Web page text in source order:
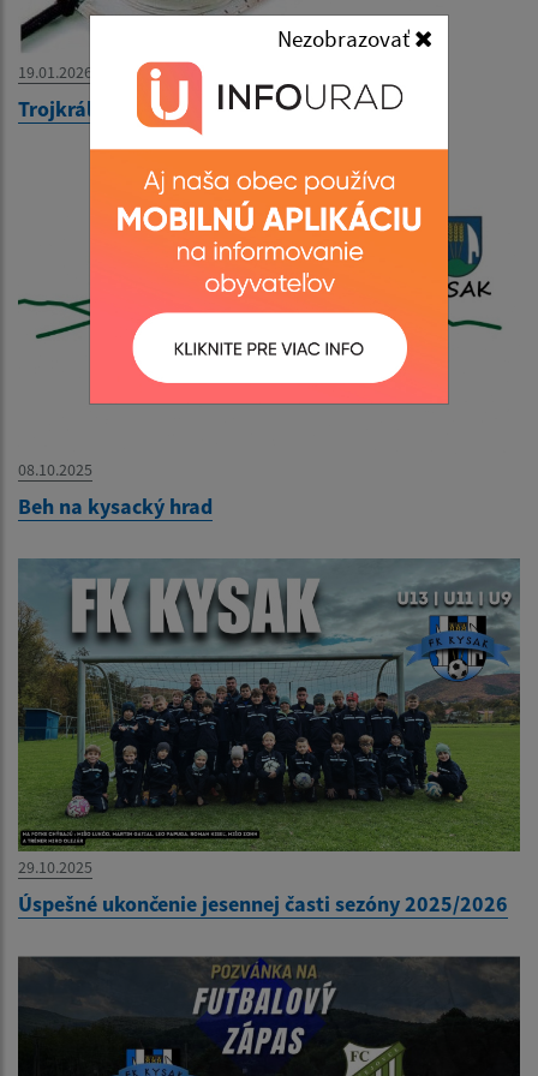
Nezobrazovať
19.01.2026
Trojkráľová buzola 2026
08.10.2025
Beh na kysacký hrad
29.10.2025
Úspešné ukončenie jesennej časti sezóny 2025/2026